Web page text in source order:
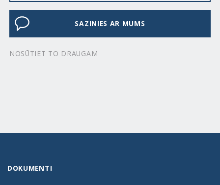
SAZINIES AR MUMS
NOSŪTIET TO DRAUGAM
DOKUMENTI